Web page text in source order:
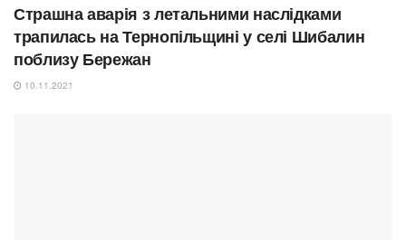
Страшна аварія з летальними наслідками
трапилась на Тернопільщині у селі Шибалин
поблизу Бережан
10.11.2021